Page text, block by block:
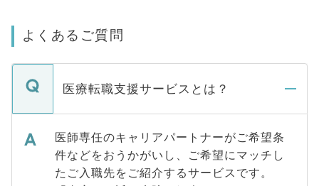
よくあるご質問
医療転職支援サービスとは？
医師専任のキャリアパートナーがご希望条
件などをおうかがいし、ご希望にマッチし
たご入職先をご紹介するサービスです。